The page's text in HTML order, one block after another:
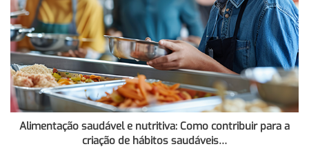
Alimentação saudável e nutritiva: Como contribuir para a
criação de hábitos saudáveis…